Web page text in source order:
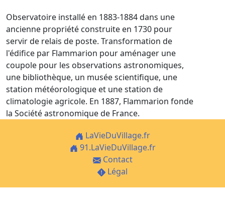
Observatoire installé en 1883-1884 dans une
ancienne propriété construite en 1730 pour
servir de relais de poste. Transformation de
l'édifice par Flammarion pour aménager une
coupole pour les observations astronomiques,
une bibliothèque, un musée scientifique, une
station météorologique et une station de
climatologie agricole. En 1887, Flammarion fonde
la Société astronomique de France.
LaVieDuVillage.fr
91.LaVieDuVillage.fr
Contact
Légal